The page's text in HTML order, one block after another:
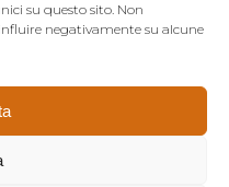
su questo sito. Non
negativamente su alcune